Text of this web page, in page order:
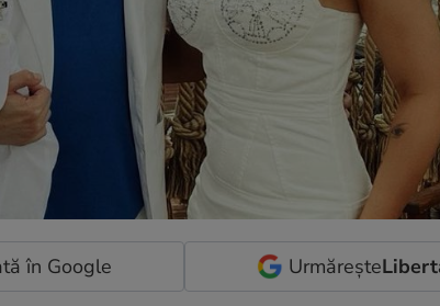
în Google Urmărește